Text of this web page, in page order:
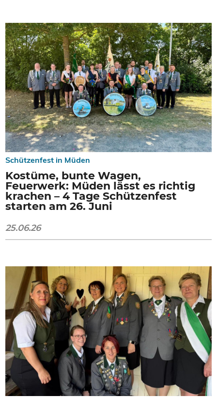
Schützenfest in Müden
Kostüme, bunte Wagen,
Feuerwerk: Müden lässt es richtig
krachen – 4 Tage Schützenfest
starten am 26. Juni
25.06.26